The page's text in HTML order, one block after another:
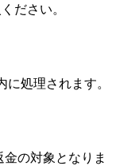
ださい。
処理されます。
の対象となりま